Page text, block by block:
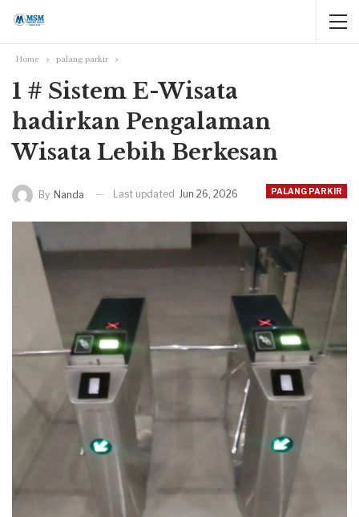
Home palang parkir
1 # Sistem E-Wisata
hadirkan Pengalaman
Wisata Lebih Berkesan
PALANG PARKIR
By Nanda Last updated Jun 26, 2026